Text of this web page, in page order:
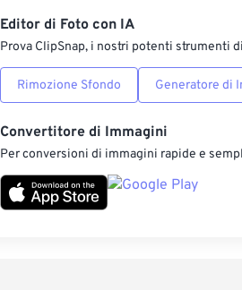
Editor di Foto con IA
Prova ClipSnap, i nostri potenti strumenti
Rimozione Sfondo Generatore di
Convertitore di Immagini
Per conversioni di immagini rapide e